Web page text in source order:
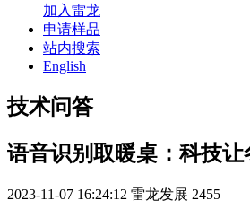
加入雷龙
申请样品
站内搜索
English
技术问答
语音识别取暖桌：科技
2023-11-07 16:24:12 雷龙发展 2455